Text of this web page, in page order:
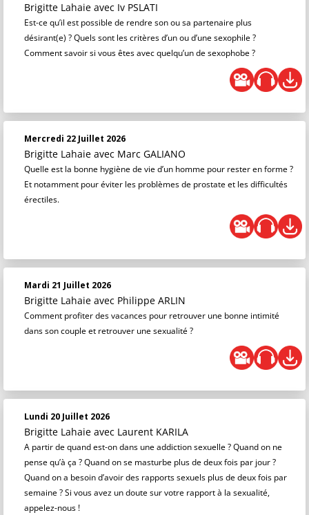
Brigitte Lahaie avec Iv PSLATI
Est-ce qu’il est possible de rendre son ou sa partenaire plus
désirant(e) ? Quels sont les critères d’un ou d’une sexophile ?
Comment savoir si vous êtes avec quelqu’un de sexophobe ?
Mercredi 22 Juillet 2026
Brigitte Lahaie avec Marc GALIANO
Quelle est la bonne hygiène de vie d’un homme pour rester en forme ?
Et notamment pour éviter les problèmes de prostate et les difficultés
érectiles.
Mardi 21 Juillet 2026
Brigitte Lahaie avec Philippe ARLIN
Comment profiter des vacances pour retrouver une bonne intimité
dans son couple et retrouver une sexualité ?
Lundi 20 Juillet 2026
Brigitte Lahaie avec Laurent KARILA
A partir de quand est-on dans une addiction sexuelle ? Quand on ne
pense qu’à ça ? Quand on se masturbe plus de deux fois par jour ?
Quand on a besoin d’avoir des rapports sexuels plus de deux fois par
semaine ? Si vous avez un doute sur votre rapport à la sexualité,
appelez-nous !